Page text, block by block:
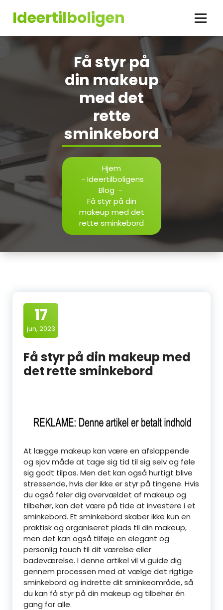
Ideertilboligen
Få styr på
din makeup
med det
rette
sminkebord
Hjem
- Ideertilboligens
Blog -
Få styr på din
makeup med det
rette sminkebord
17
jun, 2023
Få styr på din makeup med
det rette sminkebord
At lægge makeup kan være en afslappende
og sjov måde at tage sig tid til sig selv og føle
sig godt tilpas. Men det kan også hurtigt blive
stressende, hvis der ikke er styr på tingene. Hvis
du også føler dig overvældet af makeup og
tilbehør, kan det være på tide at investere i et
sminkebord. Et sminkebord skaber ikke kun en
praktisk og organiseret plads til din makeup,
men det kan også tilføje en elegant og
personlig touch til dit værelse eller
badeværelse. I denne artikel vil vi guide dig
gennem processen med at vælge det rigtige
sminkebord og indrette dit sminkeområde, så
du kan få styr på din makeup og tilbehør én
gang for alle.